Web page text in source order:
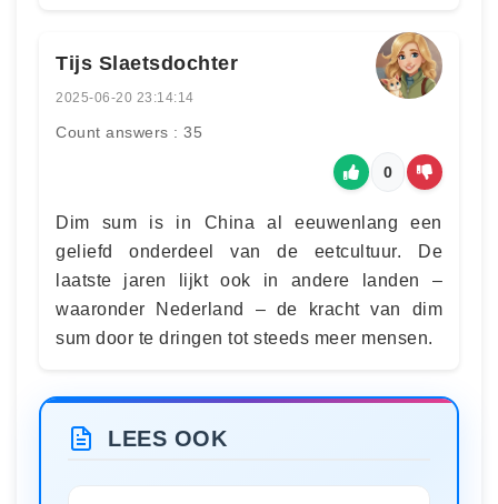
Tijs Slaetsdochter
2025-06-20 23:14:14
Count answers : 35
0
Dim sum is in China al eeuwenlang een
geliefd onderdeel van de eetcultuur. De
laatste jaren lijkt ook in andere landen –
waaronder Nederland – de kracht van dim
sum door te dringen tot steeds meer mensen.
LEES OOK